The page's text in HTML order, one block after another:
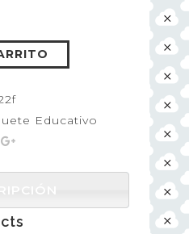
Educativo